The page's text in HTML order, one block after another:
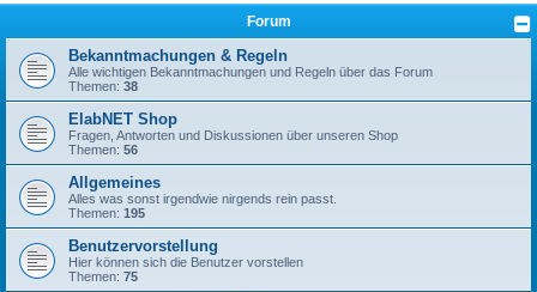
Forum
Bekanntmachungen & Regeln
Alle wichtigen Bekanntmachungen und Regeln über das Forum
Themen: 38
ElabNET Shop
Fragen, Antworten und Diskussionen über unseren Shop
Themen: 56
Allgemeines
Alles was sonst irgendwie nirgends rein passt.
Themen: 195
Benutzervorstellung
Hier können sich die Benutzer vorstellen
Themen: 75